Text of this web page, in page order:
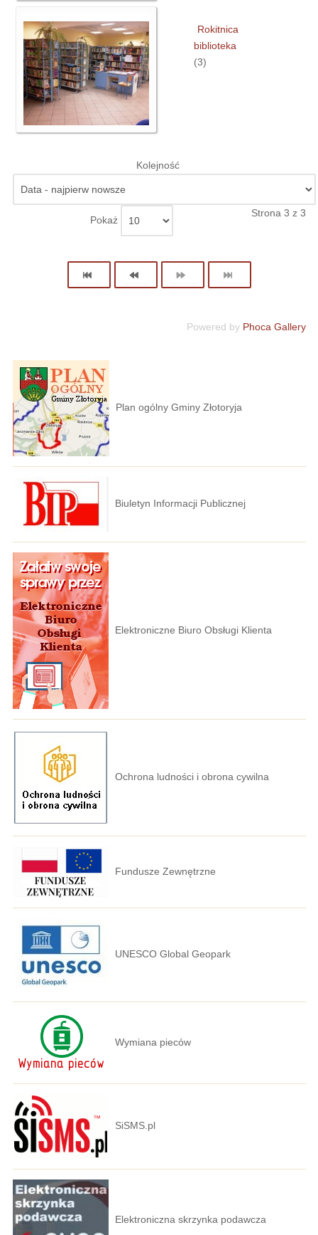
Rokitnica
biblioteka
(3)
Kolejność
Pokaż
Strona 3 z 3
Powered by Phoca Gallery
Plan ogólny Gminy Złotoryja
Biuletyn Informacji Publicznej
Elektroniczne Biuro Obsługi Klienta
Ochrona ludności i obrona cywilna
Fundusze Zewnętrzne
UNESCO Global Geopark
Wymiana pieców
SiSMS.pl
Elektroniczna skrzynka podawcza